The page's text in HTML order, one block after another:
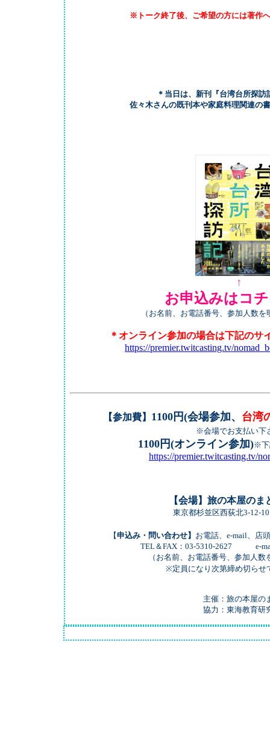
※トーク終了後、ご希望の方には著作
＊当日は、新刊『台湾台所探訪
佐々木さんの既刊本や家庭料理関連の
↑
お申込みはコ
（お名前、お電話番号、参加人数
＊オンライン参加の場合は下記のサ
https://premier.twitcasting.tv/
【参加費】 1100円(会場参加、 台湾
※会場でお支払い下
1100円(オンライン参加)※下
https://premier.twitcasting.tv/
【会場】旅の本屋のま
東京都杉並区西荻北3-12-
【申込み・問い合わせ】 お電話、e-mail、店
TEL＆FAX：03-5310-2627 e-mail ：
（お名前、お電話番号、参加人数を明
※定員になり次第締め切らせていた
主催：旅の本屋のま
協力：東海教育研究